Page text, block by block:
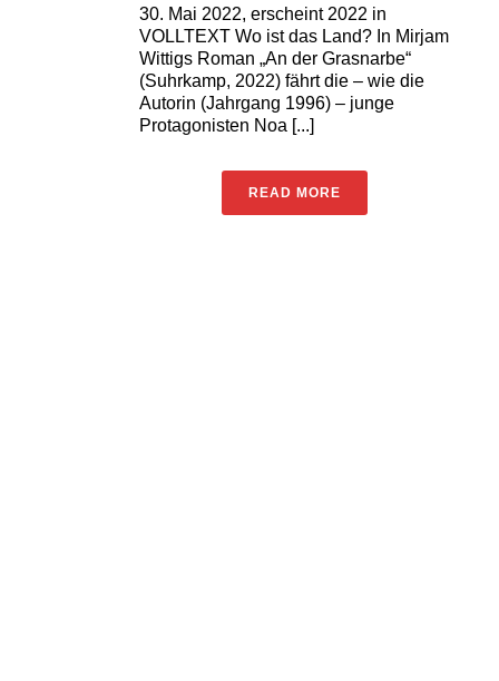
30. Mai 2022, erscheint 2022 in
VOLLTEXT Wo ist das Land? In Mirjam
Wittigs Roman „An der Grasnarbe“
(Suhrkamp, 2022) fährt die – wie die
Autorin (Jahrgang 1996) – junge
Protagonisten Noa [...]
READ MORE